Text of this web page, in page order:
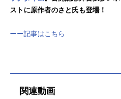
ストに原作者のさと氏も登場！
ーー記事はこちら
関連動画